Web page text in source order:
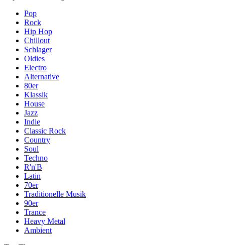
Pop
Rock
Hip Hop
Chillout
Schlager
Oldies
Electro
Alternative
80er
Klassik
House
Jazz
Indie
Classic Rock
Country
Soul
Techno
R'n'B
Latin
70er
Traditionelle Musik
90er
Trance
Heavy Metal
Ambient